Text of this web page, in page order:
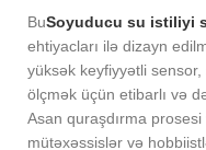
BuSoyuducu su istiliyi
ehtiyacları ilə dizayn
yüksək keyfiyyətli
ölçmək üçün etibarlı və
Asan quraşdırma
mütəxəssislər və